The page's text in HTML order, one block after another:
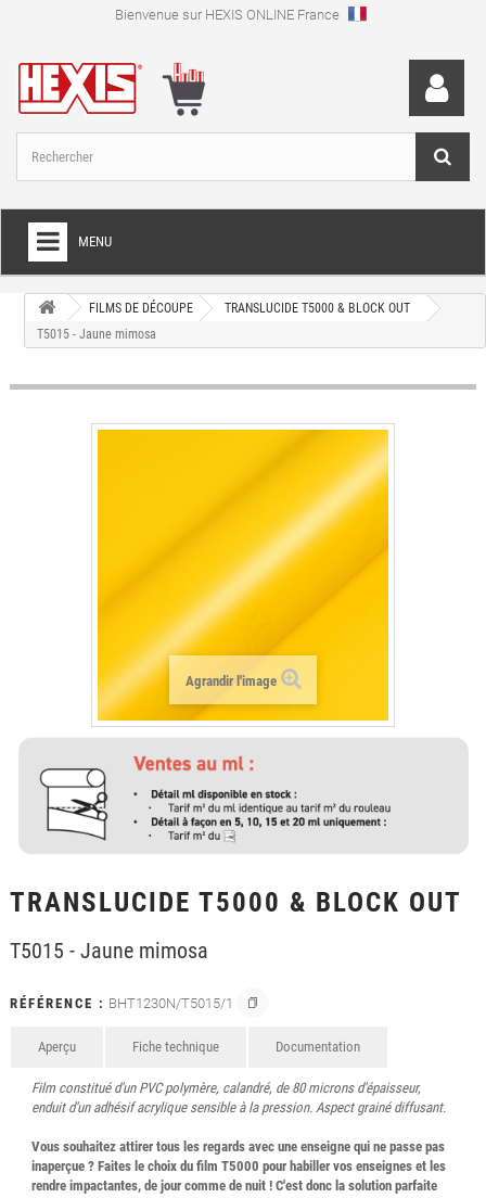
Bienvenue sur HEXIS ONLINE France
MENU
+
FILM POUR TOTAL COVERING
+
FILMS DE DÉCOUPE
+
FILMS SPÉCIAUX
FILMS ET PAPIERS TRANSFERTS
OUTILLAGE & ACCESSOIRES
FILMS DE DÉCOUPE
TRANSLUCIDE T5000 & BLOCK OUT
T5015 - Jaune mimosa
Agrandir l'image
TRANSLUCIDE T5000 & BLOCK OUT
T5015 - Jaune mimosa
RÉFÉRENCE : BHT1230N/T5015/1
Aperçu Fiche technique Documentation
Film constitué d'un PVC polymère, calandré, de 80 microns d'épaisseur,
enduit d'un adhésif acrylique sensible à la pression. Aspect grainé diffusant.
Vous souhaitez attirer tous les regards avec une enseigne qui ne passe pas
inaperçue ? Faites le choix du film T5000 pour habiller vos enseignes et les
rendre impactantes, de jour comme de nuit ! C'est donc la solution parfaite